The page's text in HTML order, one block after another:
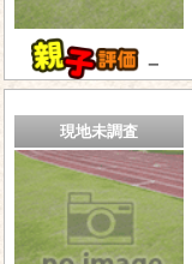
－
現地未調査